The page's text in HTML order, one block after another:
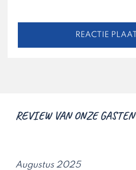
REVIEW VAN ONZE GASTEN
Augustus 2025